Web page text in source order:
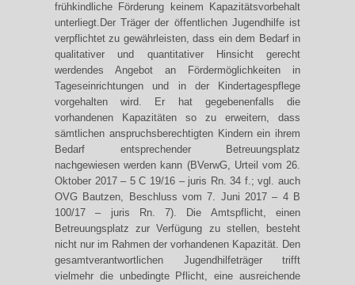
frühkindliche Förderung keinem Kapazitätsvorbehalt
unterliegt.Der Träger der öffentlichen Jugendhilfe ist
verpflichtet zu gewährleisten, dass ein dem Bedarf in
qualitativer und quantitativer Hinsicht gerecht
werdendes Angebot an Fördermöglichkeiten in
Tageseinrichtungen und in der Kindertagespflege
vorgehalten wird. Er hat gegebenenfalls die
vorhandenen Kapazitäten so zu erweitern, dass
sämtlichen anspruchsberechtigten Kindern ein ihrem
Bedarf entsprechender Betreuungsplatz
nachgewiesen werden kann (BVerwG, Urteil vom 26.
Oktober 2017 – 5 C 19/16 – juris Rn. 34 f.; vgl. auch
OVG Bautzen, Beschluss vom 7. Juni 2017 – 4 B
100/17 – juris Rn. 7). Die Amtspflicht, einen
Betreuungsplatz zur Verfügung zu stellen, besteht
nicht nur im Rahmen der vorhandenen Kapazität. Den
gesamtverantwortlichen Jugendhilfeträger trifft
vielmehr die unbedingte Pflicht, eine ausreichende